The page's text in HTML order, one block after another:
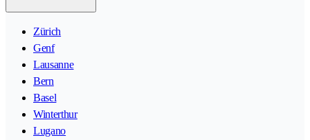
Zürich
Genf
Lausanne
Bern
Basel
Winterthur
Lugano